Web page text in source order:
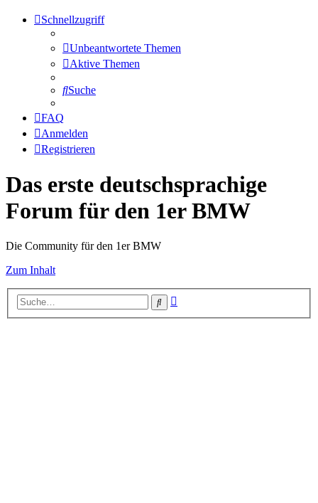
Schnellzugriff
Unbeantwortete Themen
Aktive Themen
Suche
FAQ
Anmelden
Registrieren
Das erste deutschsprachige
Forum für den 1er BMW
Die Community für den 1er BMW
Zum Inhalt
Suche